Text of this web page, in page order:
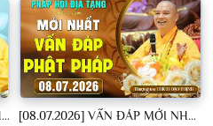
[08.07.2026] VẤN ĐÁP PHẬT PHÁP - Nghe Thầy giảng Pháp mỗi ngày CÔNG ĐỨC VÔ LƯỢNG│TT. Thích Đạo Thịnh [08.07.2026] VẤN ĐÁP MỚI NHẤT - Pháp Hội Địa Tạng Chùa Khai Nguyên | TT. Thích Đạo Thịnh